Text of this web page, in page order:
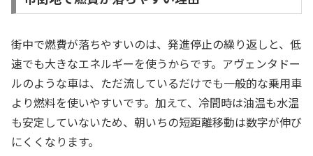
街中で燃費が落ちやすいのは、発進停止の繰り返しと、低
速でも大きなエネルギーを使うからです。アヴェンタドー
ルのような車は、ただ流しているだけでも一般的な乗用車
より燃料を使いやすいです。加えて、冷間時は油温も水温
も安定していないため、朝いちの短距離移動は数字が伸び
にくくなります。